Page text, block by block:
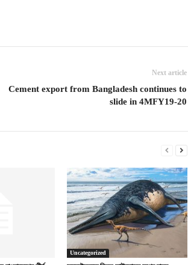
Next article
Cement export from Bangladesh continues to
slide in 4MFY19-20
Uncategorized